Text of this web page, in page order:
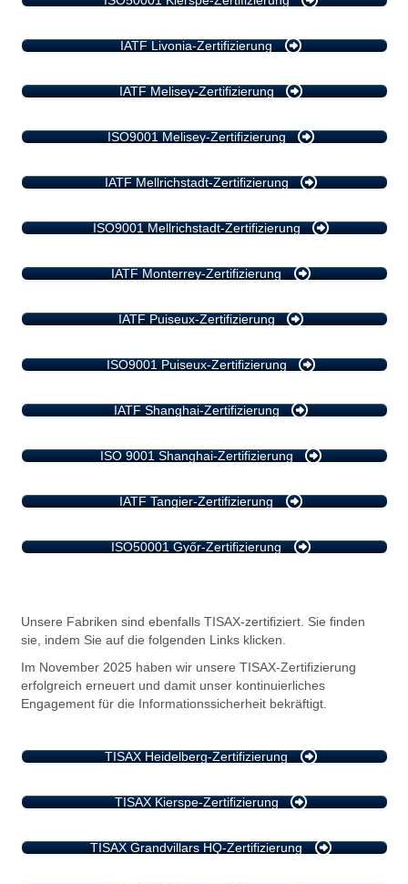
IATF Livonia-Zertifizierung
IATF Melisey-Zertifizierung
ISO9001 Melisey-Zertifizierung
IATF Mellrichstadt-Zertifizierung
ISO9001 Mellrichstadt-Zertifizierung
IATF Monterrey-Zertifizierung
IATF Puiseux-Zertifizierung
ISO9001 Puiseux-Zertifizierung
IATF Shanghai-Zertifizierung
ISO 9001 Shanghai-Zertifizierung
IATF Tangier-Zertifizierung
ISO50001 Győr-Zertifizierung
Unsere Fabriken sind ebenfalls TISAX-zertifiziert. Sie finden
sie, indem Sie auf die folgenden Links klicken.
Im November 2025 haben wir unsere TISAX-Zertifizierung
erfolgreich erneuert und damit unser kontinuierliches
Engagement für die Informationssicherheit bekräftigt.
TISAX Heidelberg-Zertifizierung
TISAX Kierspe-Zertifizierung
TISAX Grandvillars HQ-Zertifizierung